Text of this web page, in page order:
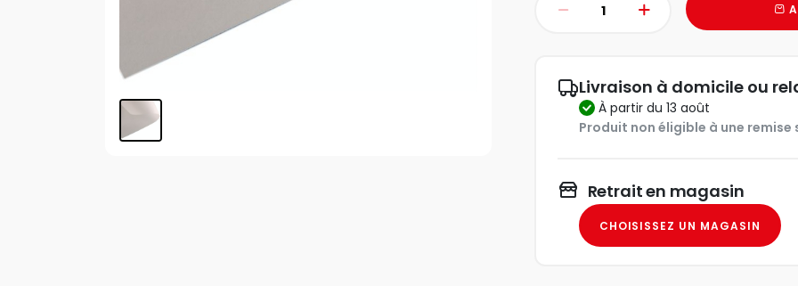
Livraison à domicile ou
à partir du 13 août
Produit non éligible à une remise
Retrait en magasin
CHOISISSEZ UN MAGASIN